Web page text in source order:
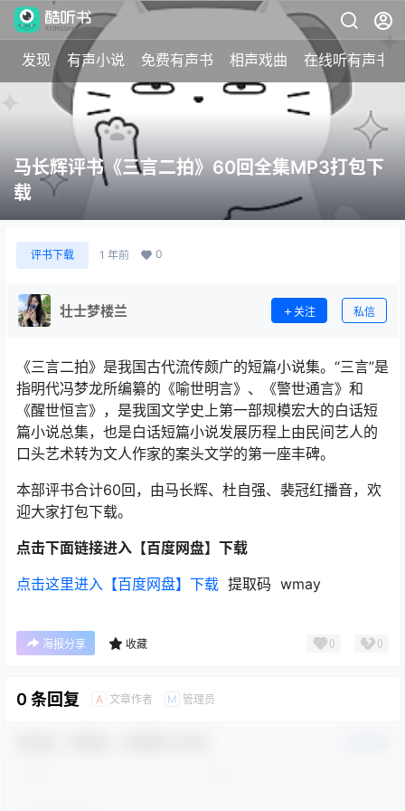
发现 有声小说 免费有声书 相声戏曲 在线听有声书
马长辉评书《三言二拍》60回全集MP3打包下
载
评书下载 1 年前 0
壮士梦楼兰 关注 私信
《三言二拍》是我国古代流传颇广的短篇小说集。“三言”是
指明代冯梦龙所编纂的《喻世明言》、《警世通言》和
《醒世恒言》，是我国文学史上第一部规模宏大的白话短
篇小说总集，也是白话短篇小说发展历程上由民间艺人的
口头艺术转为文人作家的案头文学的第一座丰碑。
本部评书合计60回，由马长辉、杜自强、裴冠红播音，欢
迎大家打包下载。
点击下面链接进入【百度网盘】下载
点击这里进入【百度网盘】下载 提取码 wmay
海报分享 收藏 0 0
0 条回复 A 文章作者 M 管理员